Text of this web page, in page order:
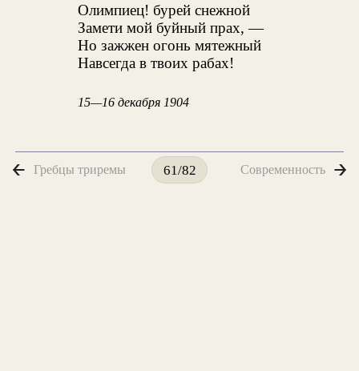
Олимпиец! бурей снежной
Замети мой буйный прах, —
Но зажжен огонь мятежный
Навсегда в твоих рабах!
15—16 декабря 1904
Гребцы триремы 61/82 Современность